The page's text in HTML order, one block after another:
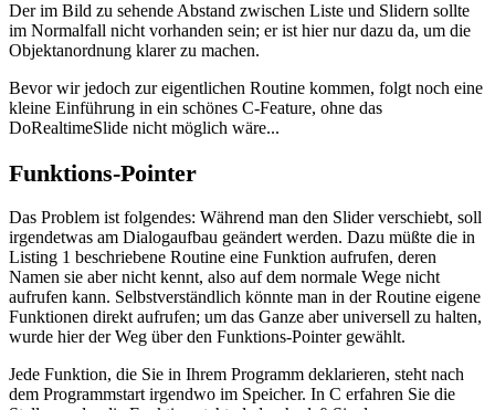
Der im Bild zu sehende Abstand zwischen Liste und Slidern sollte
im Normalfall nicht vorhanden sein; er ist hier nur dazu da, um die
Objektanordnung klarer zu machen.
Bevor wir jedoch zur eigentlichen Routine kommen, folgt noch eine
kleine Einführung in ein schönes C-Feature, ohne das
DoRealtimeSlide nicht möglich wäre...
Funktions-Pointer
Das Problem ist folgendes: Während man den Slider verschiebt, soll
irgendetwas am Dialogaufbau geändert werden. Dazu müßte die in
Listing 1 beschriebene Routine eine Funktion aufrufen, deren
Namen sie aber nicht kennt, also auf dem normale Wege nicht
aufrufen kann. Selbstverständlich könnte man in der Routine eigene
Funktionen direkt aufrufen; um das Ganze aber universell zu halten,
wurde hier der Weg über den Funktions-Pointer gewählt.
Jede Funktion, die Sie in Ihrem Programm deklarieren, steht nach
dem Programmstart irgendwo im Speicher. In C erfahren Sie die